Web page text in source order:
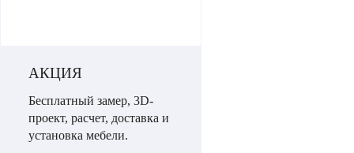
АКЦИЯ
Бесплатный замер, 3D-
проект, расчет, доставка и
установка мебели.